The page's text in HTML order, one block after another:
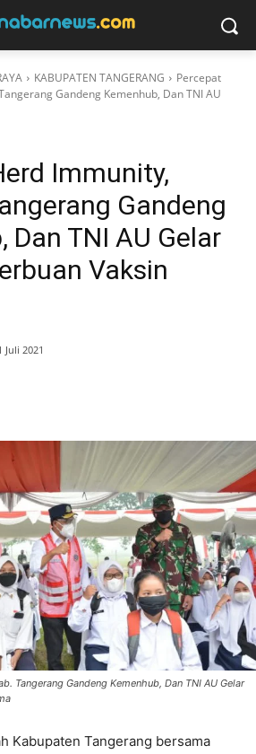
KABUPATEN TANGERANG
Percepat
Gandeng Kemenhub, Dan TNI AU
Immunity,
Gandeng
Dan TNI AU Gelar
Vaksin
Juli 2021
Tangerang Gandeng Kemenhub, Dan TNI AU Gelar
Kabupaten Tangerang bersama